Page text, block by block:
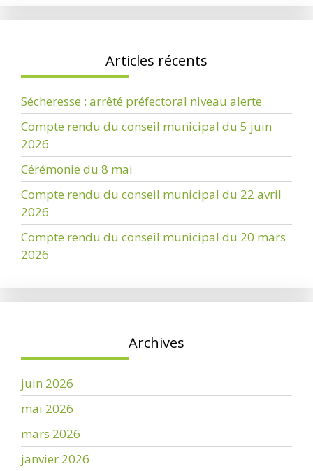
Articles récents
Sécheresse : arrêté préfectoral niveau alerte
Compte rendu du conseil municipal du 5 juin
2026
Cérémonie du 8 mai
Compte rendu du conseil municipal du 22 avril
2026
Compte rendu du conseil municipal du 20 mars
2026
Archives
juin 2026
mai 2026
mars 2026
janvier 2026